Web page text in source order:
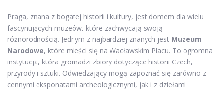
Praga, znana z bogatej historii i kultury, jest domem dla wielu
fascynujących muzeów, które zachwycają swoją
różnorodnością. Jednym z najbardziej znanych jest Muzeum
Narodowe, które mieści się na Wacławskim Placu. To ogromna
instytucja, która gromadzi zbiory dotyczące historii Czech,
przyrody i sztuki. Odwiedzający mogą zapoznać się zarówno z
cennymi eksponatami archeologicznymi, jak i z dziełami